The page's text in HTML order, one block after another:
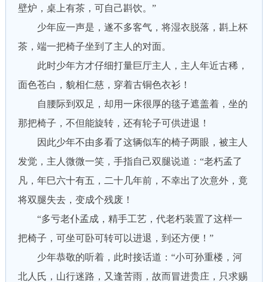
壁炉，桌上有茶，可自己斟饮。”
少年应一声是，遂不多客气，将湿衣脱落，斟上杯
茶，端一把椅子坐到了主人的对面。
此时少年方才仔细打量巨厅主人，主人年近古稀，
面色苍白，貌相仁慈，穿着古铜色衣衫！
自腰际到双足，却用一床很厚的毯子遮盖着，坐的
那把椅子，不但能旋转，还有轮子可供进退！
因此少年不由多看了这辆似车的椅子两眼，被主人
发觉，主人微微一笑，手指自己双腿说道：“老朽孟了
凡，年巳六十有五，二十几年前，不幸出了次意外，竟
将双腿失去，变成个残废！
“多亏老仆孟成，精手工艺，代老朽装置了这样一
把椅子，可坐可卧可转可以进退，到还方便！”
少年恭敬的听着，此时接话道：“小可孙重楼，河
北人氏，山行迷路，又逢苦雨，故而冒进贵庄，只求赐